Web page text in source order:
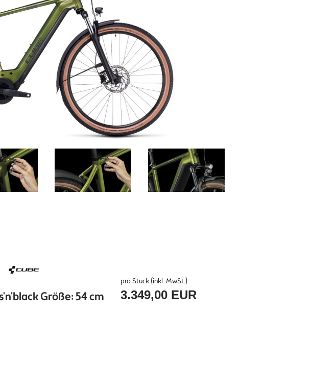
Größe: 54 cm
pro Stück (inkl. MwSt.)
3.349,00 EUR